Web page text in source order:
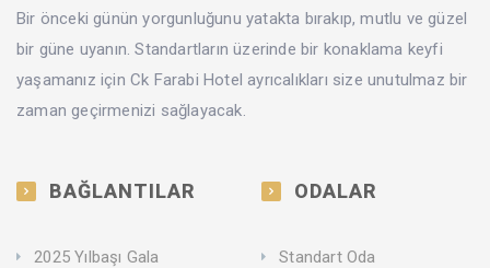
Bir önceki günün yorgunluğunu yatakta bırakıp, mutlu ve güzel
bir güne uyanın. Standartların üzerinde bir konaklama keyfi
yaşamanız için Ck Farabi Hotel ayrıcalıkları size unutulmaz bir
zaman geçirmenizi sağlayacak.
BAĞLANTILAR
2025 Yılbaşı Gala
ODALAR
Standart Oda